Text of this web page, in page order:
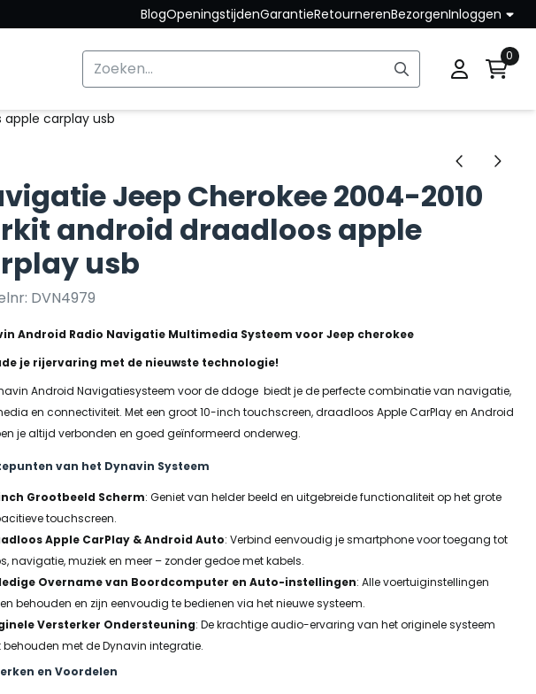
BlogOpeningstijdenGarantieRetournerenBezorgenInloggen
Zoeken 0
apple carplay usb
Jeep Cherokee 2004-2010
android draadloos apple
usb
DVN4979
Android Radio Navigatie Multimedia Systeem voor Jeep cherokee
je rijervaring met de nieuwste technologie!
Android Navigatiesysteem voor de ddoge biedt je de perfecte combinatie van navigatie,
en connectiviteit. Met een groot 10-inch touchscreen, draadloos Apple CarPlay en Android
je altijd verbonden en goed geïnformeerd onderweg.
van het Dynavin Systeem
Grootbeeld Scherm: Geniet van helder beeld en uitgebreide functionaliteit op het grote
touchscreen.
Apple CarPlay & Android Auto: Verbind eenvoudig je smartphone voor toegang tot
navigatie, muziek en meer – zonder gedoe met kabels.
Overname van Boordcomputer en Auto-instellingen: Alle voertuiginstellingen
behouden en zijn eenvoudig te bedienen via het nieuwe systeem.
Versterker Ondersteuning: De krachtige audio-ervaring van het originele systeem
behouden met de Dynavin integratie.
en Voordelen